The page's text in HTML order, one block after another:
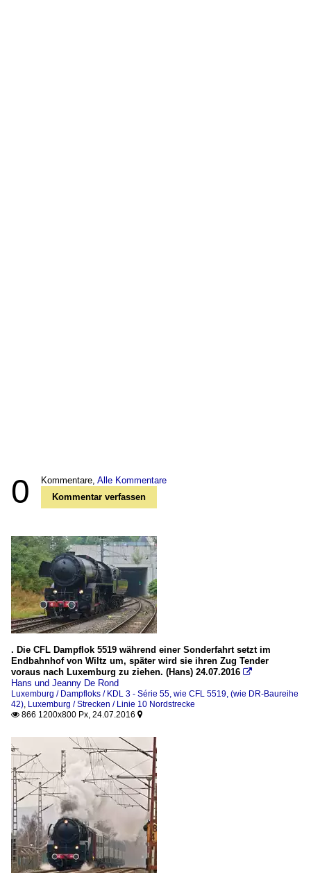
0 Kommentare, Alle Kommentare
Kommentar verfassen
. Die CFL Dampflok 5519 während einer Sonderfahrt setzt im
Endbahnhof von Wiltz um, später wird sie ihren Zug Tender
voraus nach Luxemburg zu ziehen. (Hans) 24.07.2016 
Hans und Jeanny De Rond
Luxemburg / Dampfloks / KDL 3 - Série 55, wie CFL 5519, (wie DR-Baureihe
42), Luxemburg / Strecken / Linie 10 Nordstrecke
 866 1200x800 Px, 24.07.2016 